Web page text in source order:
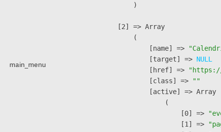
main_menu
        )
    [2] => Array
        (
            [name] =>
            [target] =>
NULL
            [href] =>
            [class] =>
""
            [active] => Array
                (
                    [0] =>
                    [1] =>